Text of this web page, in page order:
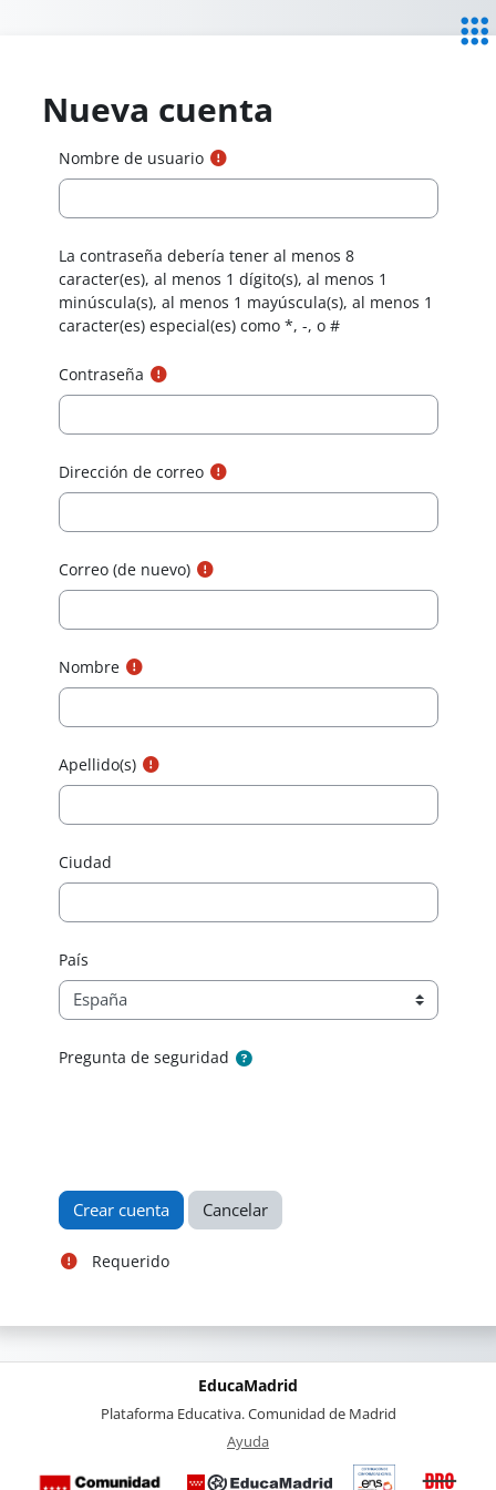
Nueva cuenta
Nombre de usuario
La contraseña debería tener al menos 8
caracter(es), al menos 1 dígito(s), al menos 1
minúscula(s), al menos 1 mayúscula(s), al menos 1
caracter(es) especial(es) como *, -, o #
Contraseña
Dirección de correo
Correo (de nuevo)
Nombre
Apellido(s)
Ciudad
País
Pregunta de seguridad
Requerido
EducaMadrid
Plataforma Educativa. Comunidad de Madrid
Ayuda
Certificación
de